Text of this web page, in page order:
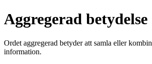
Aggregerad betydelse
Ordet aggregerad betyder att samla eller
information.